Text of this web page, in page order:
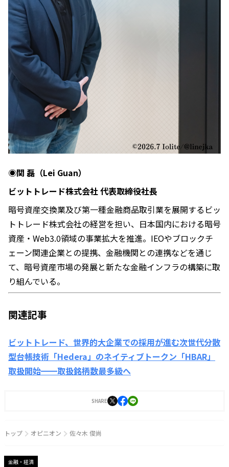
◉関 磊（Lei Guan）
ビットトレード株式会社 代表取締役社長
暗号資産交換業及び第一種金融商品取引業を展開するビッ
トトレード株式会社の経営を担い、日本国内における暗号
資産・Web3.0領域の事業拡大を推進。IEOやブロックチ
ェーン関連企業との提携、金融機関との連携などを通じ
て、暗号資産市場の発展と新たな金融インフラの構築に取
り組んでいる。
関連記事
ビットトレード、世界的大企業での採用が進む次世代分散
型台帳技術「Hedera」のネイティブトークン「HBAR」
取扱開始━━取扱銘柄数最多級へ
SHARE
トップ オピニオン 佐々木 俊尚
金融・経済